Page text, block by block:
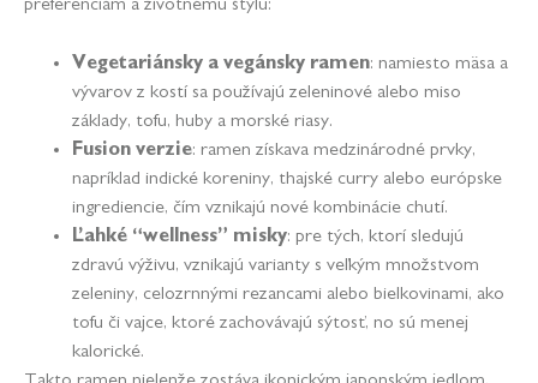
Vegetariánsky a vegánsky ramen: namiesto mäsa a
vývarov z kostí sa používajú zeleninové alebo miso
základy, tofu, huby a morské riasy.
Fusion verzie: ramen získava medzinárodné prvky,
napríklad indické koreniny, thajské curry alebo európske
ingrediencie, čím vznikajú nové kombinácie chutí.
Ľahké “wellness” misky: pre tých, ktorí sledujú
zdravú výživu, vznikajú varianty s veľkým množstvom
zeleniny, celozrnnými rezancami alebo bielkovinami, ako
tofu či vajce, ktoré zachovávajú sýtosť, no sú menej
kalorické.